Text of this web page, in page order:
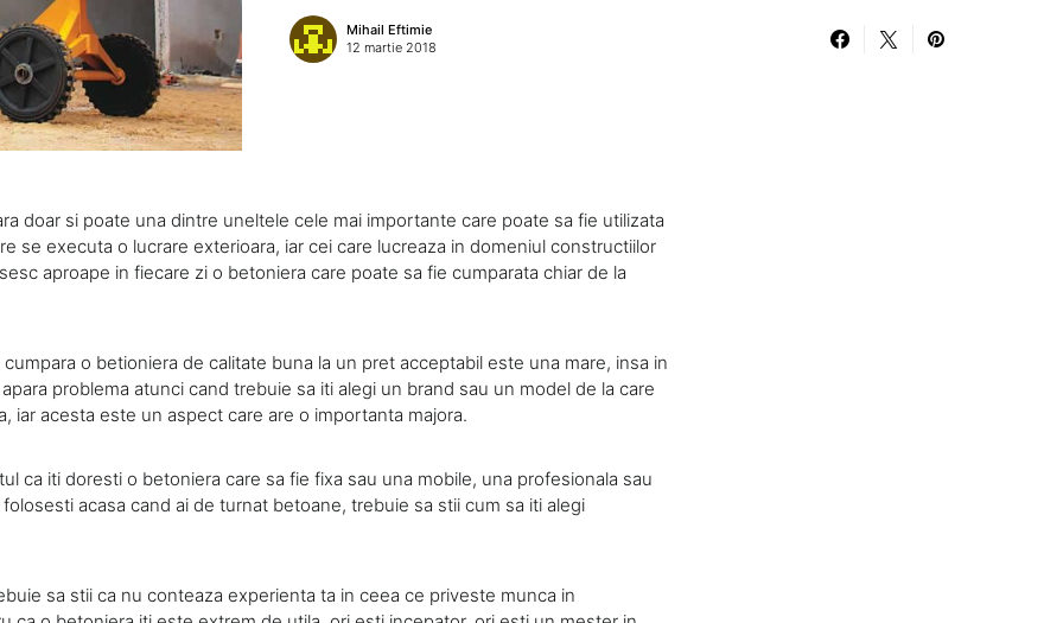
Mihail Eftimie
12 martie 2018
doar si poate una dintre uneltele cele mai importante care poate sa fie utilizata
se executa o lucrare exterioara, iar cei care lucreaza in domeniul constructiilor
aproape in fiecare zi o betoniera care poate sa fie cumparata chiar de la
o betioniera de calitate buna la un pret acceptabil este una mare, insa in
problema atunci cand trebuie sa iti alegi un brand sau un model de la care
iar acesta este un aspect care are o importanta majora.
ca iti doresti o betoniera care sa fie fixa sau una mobile, una profesionala sau
acasa cand ai de turnat betoane, trebuie sa stii cum sa iti alegi
sa stii ca nu conteaza experienta ta in ceea ce priveste munca in